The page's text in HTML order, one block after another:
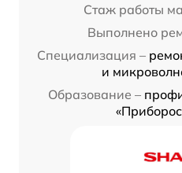
Стаж работы
Выполнено
Специализация –
и
Образование –